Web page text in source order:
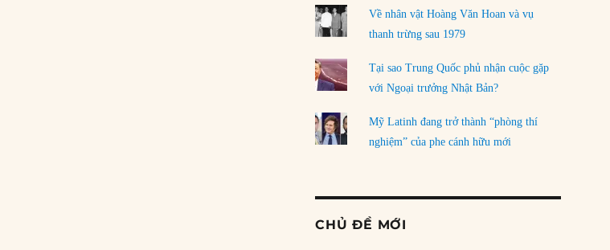
Về nhân vật Hoàng Văn Hoan và vụ
thanh trừng sau 1979
Tại sao Trung Quốc phủ nhận cuộc gặp
với Ngoại trưởng Nhật Bản?
Mỹ Latinh đang trở thành “phòng thí
nghiệm” của phe cánh hữu mới
CHỦ ĐỀ MỚI